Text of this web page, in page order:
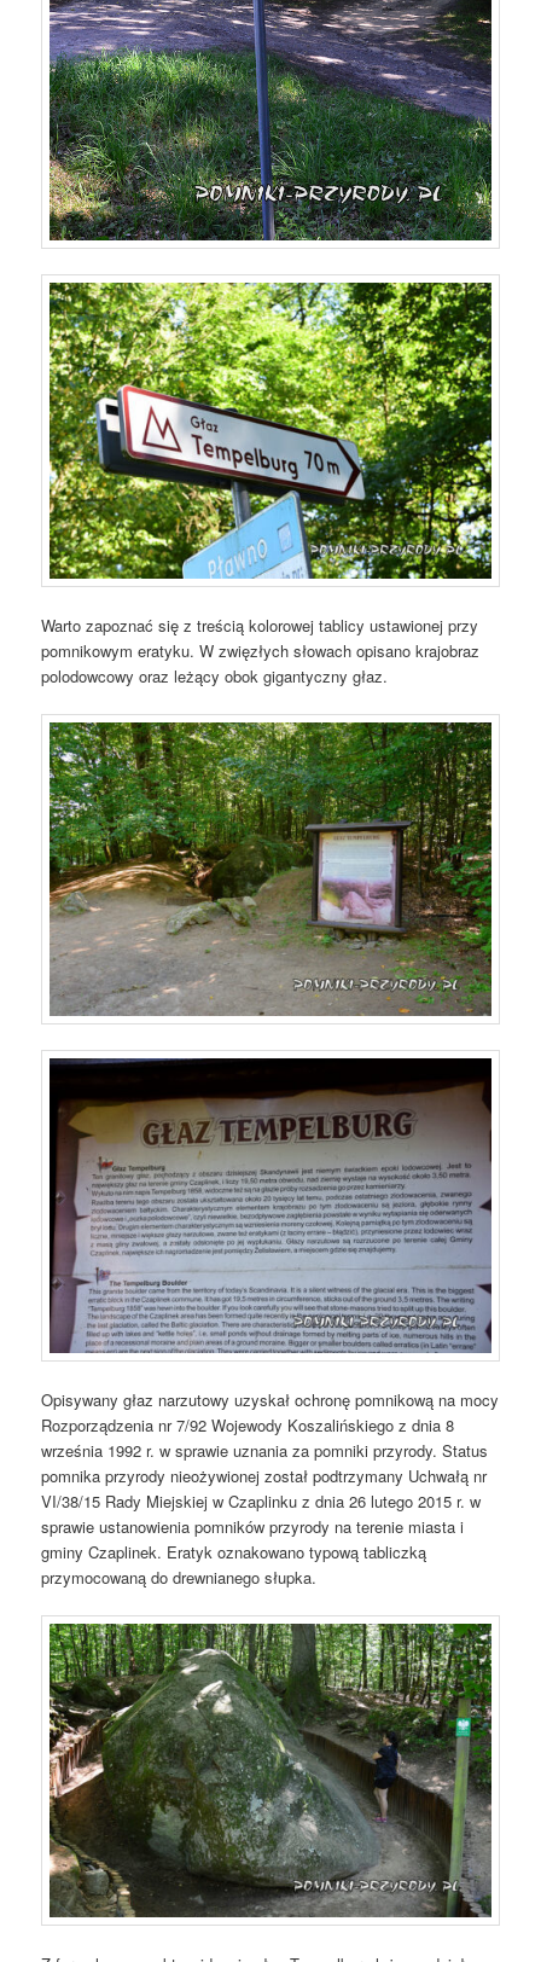
Warto zapoznać się z treścią kolorowej tablicy ustawionej przy
pomnikowym eratyku. W zwięzłych słowach opisano krajobraz
polodowcowy oraz leżący obok gigantyczny głaz.
Opisywany głaz narzutowy uzyskał ochronę pomnikową na mocy
Rozporządzenia nr 7/92 Wojewody Koszalińskiego z dnia 8
września 1992 r. w sprawie uznania za pomniki przyrody. Status
pomnika przyrody nieożywionej został podtrzymany Uchwałą nr
VI/38/15 Rady Miejskiej w Czaplinku z dnia 26 lutego 2015 r. w
sprawie ustanowienia pomników przyrody na terenie miasta i
gminy Czaplinek. Eratyk oznakowano typową tabliczką
przymocowaną do drewnianego słupka.